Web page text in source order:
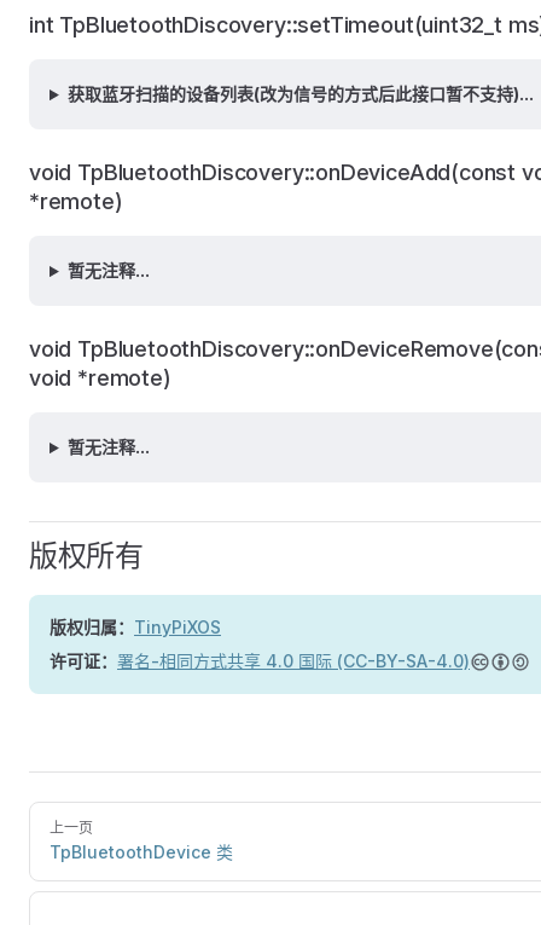
int TpBluetoothDiscovery::setTimeout(uint32_t
获取蓝牙扫描的设备列表(改为信号的方式后此接口暂不支持)...
void TpBluetoothDiscovery::onDeviceAdd(const
*remote)
暂无注释...
void
void *remote)
暂无注释...
版权所有
版权归属： TinyPiXOS
许可证： 署名-相同方式共享 4.0 国际 (CC-BY-SA-4.0)
上一页
TpBluetoothDevice 类